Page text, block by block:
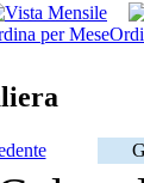
per Mese